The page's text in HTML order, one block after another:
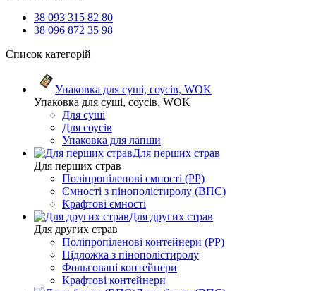
38 093 315 82 80
38 096 872 35 98
Список категорій
Упаковка для суші, соусів, WOK
Упаковка для суші, соусів, WOK
Для суші
Для соусів
Упаковка для лапши
Для перших страв
Для перших страв
Поліпропіленові ємності (PP)
Ємності з пінополістиролу (ВПС)
Крафтові ємності
Для других страв
Для других страв
Поліпропіленові контейнери (PP)
Підложка з пінополістиролу
Фольговані контейнери
Крафтові контейнери